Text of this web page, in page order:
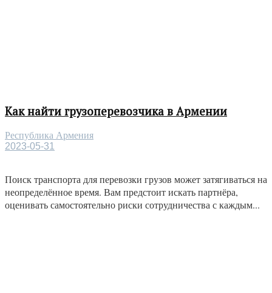
Как найти грузоперевозчика в Армении
Республика Армения
2023-05-31
Поиск транспорта для перевозки грузов может затягиваться на
неопределённое время. Вам предстоит искать партнёра,
оценивать самостоятельно риски сотрудничества с каждым...